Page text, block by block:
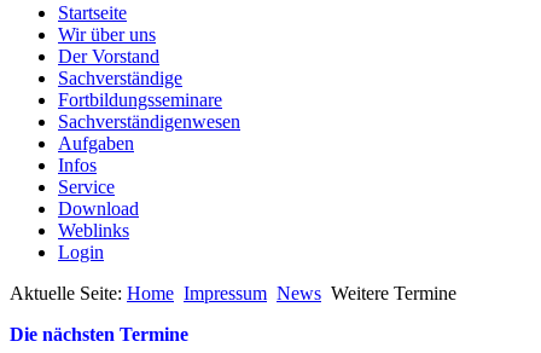
Startseite
Wir über uns
Der Vorstand
Sachverständige
Fortbildungsseminare
Sachverständigenwesen
Aufgaben
Infos
Service
Download
Weblinks
Login
Aktuelle Seite: Home Impressum News Weitere Termine
Die nächsten Termine